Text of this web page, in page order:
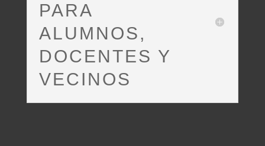
PARA
ALUMNOS,
DOCENTES Y
VECINOS